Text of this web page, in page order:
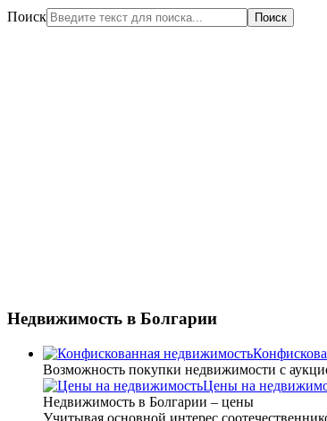
Поиск Поиск
Недвижимость в Болгарии
Возможность покупки недвижимости с
Цены на
Недвижимость в Болгарии – цены
Учитывая основной интерес